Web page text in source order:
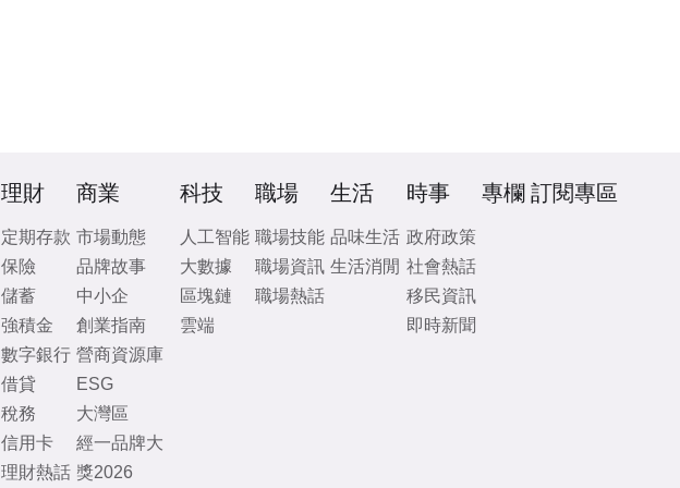
理財
定期存款
保險
儲蓄
強積金
數字銀行
借貸
稅務
信用卡
理財熱話
商業
市場動態
品牌故事
中小企
創業指南
營商資源庫
ESG
大灣區
經一品牌大
獎2026
科技
人工智能
大數據
區塊鏈
雲端
職場
職場技能
職場資訊
職場熱話
生活
品味生活
生活消閒
時事
政府政策
社會熱話
移民資訊
即時新聞
專欄 訂閱專區